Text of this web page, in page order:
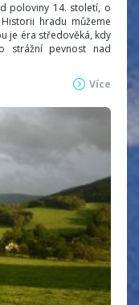
poloviny 14. století, o
hradu můžeme
je éra středověká, kdy
strážní pevnost nad
Více